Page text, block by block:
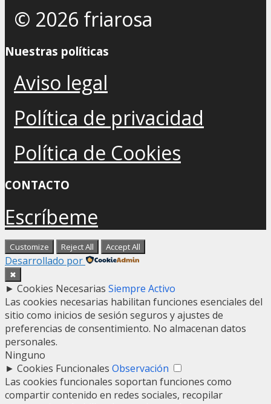
© 2026 friarosa
Nuestras políticas
Aviso legal
Política de privacidad
Política de Cookies
CONTACTO
Escríbeme
Customize Reject All Accept All
Desarrollado por
✖
► Cookies Necesarias Siempre Activo
Las cookies necesarias habilitan funciones esenciales del
sitio como inicios de sesión seguros y ajustes de
preferencias de consentimiento. No almacenan datos
personales.
Ninguno
► Cookies Funcionales Observación
Las cookies funcionales soportan funciones como
compartir contenido en redes sociales, recopilar